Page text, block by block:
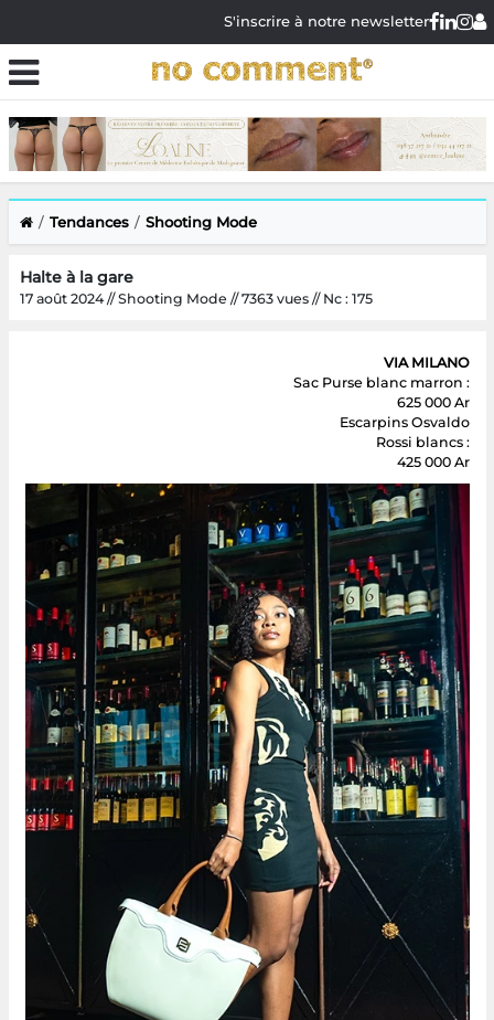
S'inscrire à notre newsletter
Tendances Shooting Mode
Halte à la gare
17 août 2024 // Shooting Mode // 7363 vues // Nc : 175
VIA MILANO
Sac Purse blanc marron :
625 000 Ar
Escarpins Osvaldo
Rossi blancs :
425 000 Ar